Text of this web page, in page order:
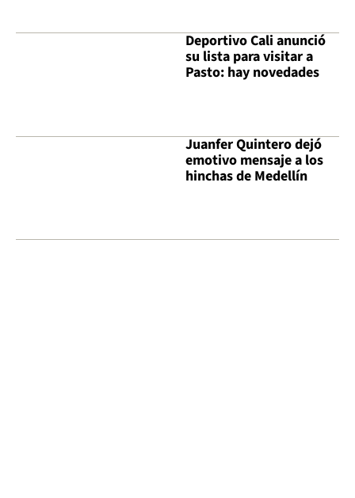
Deportivo Cali anunció
su lista para visitar a
Pasto: hay novedades
Juanfer Quintero dejó
emotivo mensaje a los
hinchas de Medellín